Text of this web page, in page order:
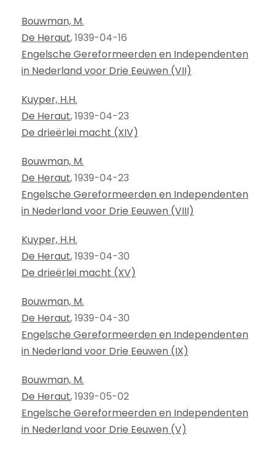
Bouwman, M.
De Heraut, 1939-04-16
Engelsche Gereformeerden en Independenten
in Nederland voor Drie Eeuwen (VII)
Kuyper, H.H.
De Heraut, 1939-04-23
De drieërlei macht (XIV)
Bouwman, M.
De Heraut, 1939-04-23
Engelsche Gereformeerden en Independenten
in Nederland voor Drie Eeuwen (VIII)
Kuyper, H.H.
De Heraut, 1939-04-30
De drieërlei macht (XV)
Bouwman, M.
De Heraut, 1939-04-30
Engelsche Gereformeerden en Independenten
in Nederland voor Drie Eeuwen (IX)
Bouwman, M.
De Heraut, 1939-05-02
Engelsche Gereformeerden en Independenten
in Nederland voor Drie Eeuwen (V)